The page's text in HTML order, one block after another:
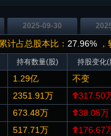
2025-09-30
累计占总股本比： 27.96%
持有数量(股) 持股变化(
1.29亿
不变
2351.91万
317.50
673.48万
38.05万
517.71万
176.67